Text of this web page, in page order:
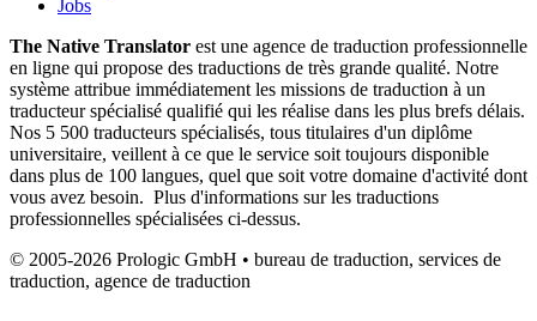
Jobs
The Native Translator est une agence de traduction professionnelle
en ligne qui propose des traductions de très grande qualité. Notre
système attribue immédiatement les missions de traduction à un
traducteur spécialisé qualifié qui les réalise dans les plus brefs délais.
Nos 5 500 traducteurs spécialisés, tous titulaires d'un diplôme
universitaire, veillent à ce que le service soit toujours disponible
dans plus de 100 langues, quel que soit votre domaine d'activité dont
vous avez besoin. Plus d'informations sur les traductions
professionnelles spécialisées ci-dessus.
© 2005-2026 Prologic GmbH • bureau de traduction, services de
traduction, agence de traduction